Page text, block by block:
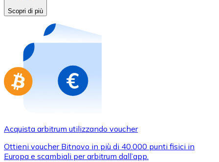
Acquista gift card dei tuoi marchi preferiti con
Vai al negozio di carte regalo
Scopri di più
Acquista arbitrum utilizzando voucher
Ottieni voucher Bitnovo in più di 40.000 punti fisici in
Europa e scambiali per arbitrum dall’app.